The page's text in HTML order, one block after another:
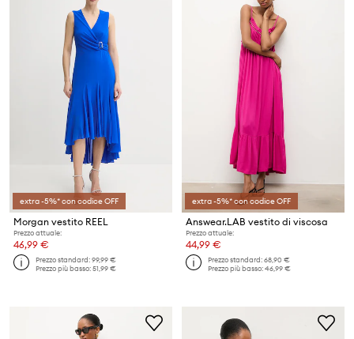
extra -5%* con codice OFF
Morgan vestito REEL
Prezzo attuale:
46,99 €
Prezzo standard:99,99 €
Prezzo più basso:51,99 €
extra -5%* con codice OFF
Answear.LAB vestito di viscosa
Prezzo attuale:
44,99 €
Prezzo standard:68,90 €
Prezzo più basso:46,99 €